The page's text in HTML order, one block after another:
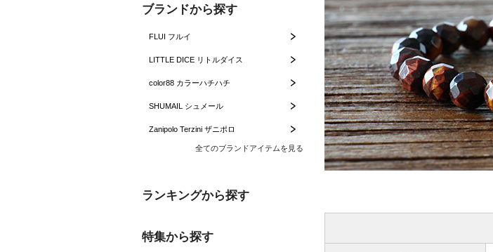
ブランドから探す
FLUI フルイ
LITTLE DICE リトルダイス
color88 カラーハチハチ
SHUMAIL シュメール
Zanipolo Terzini ザニポロ
全てのブランドアイテムを見る
ランキングから探す
特集から探す